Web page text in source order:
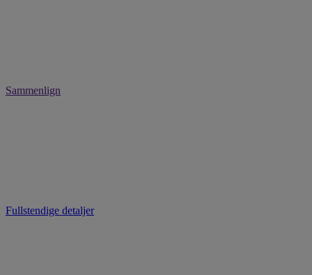
Sammenlign
Fullstendige detaljer